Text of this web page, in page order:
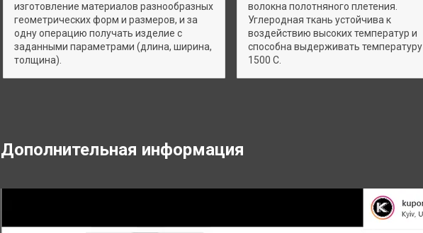
изготовление материалов разнообразных
геометрических форм и размеров, и за
одну операцию получать изделие с
заданными параметрами (длина, ширина,
толщина).
волокна полотняного плетения.
Углеродная ткань устойчива к
воздействию высоких температур и
способна выдерживать
1500 С.